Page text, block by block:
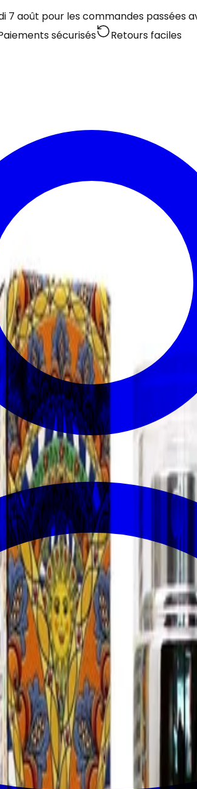
août pour les commandes passées
sécurisés Retours faciles